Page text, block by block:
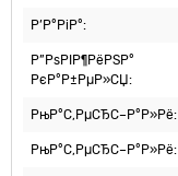
Р’Р°РіР°:
Р”РѕРІР¶РёРЅР°
РєР°Р±РµР»СЏ:
РњР°С‚РµСЂС–Р°Р»Рё:
РњР°С‚РµСЂС–Р°Р»Рё: